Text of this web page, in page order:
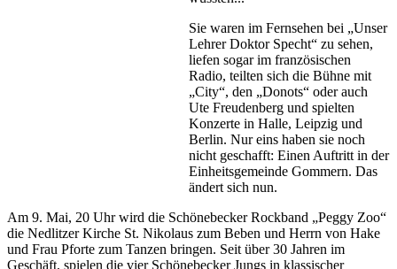
Sie waren im Fernsehen bei „Unser
Lehrer Doktor Specht“ zu sehen,
liefen sogar im französischen
Radio, teilten sich die Bühne mit
„City“, den „Donots“ oder auch
Ute Freudenberg und spielten
Konzerte in Halle, Leipzig und
Berlin. Nur eins haben sie noch
nicht geschafft: Einen Auftritt in der
Einheitsgemeinde Gommern. Das
ändert sich nun.
Am 9. Mai, 20 Uhr wird die Schönebecker Rockband „Peggy Zoo“
die Nedlitzer Kirche St. Nikolaus zum Beben und Herrn von Hake
und Frau Pforte zum Tanzen bringen. Seit über 30 Jahren im
Geschäft, spielen die vier Schönebecker Jungs in klassischer